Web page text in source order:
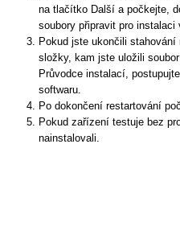
na tlačítko Další a počkejte,
soubory připravit pro instalaci
Pokud jste ukončili
složky, kam jste uložili
Průvodce instalací,
softwaru.
Po dokončení restartování
Pokud zařízení testuje bez
nainstalovali.